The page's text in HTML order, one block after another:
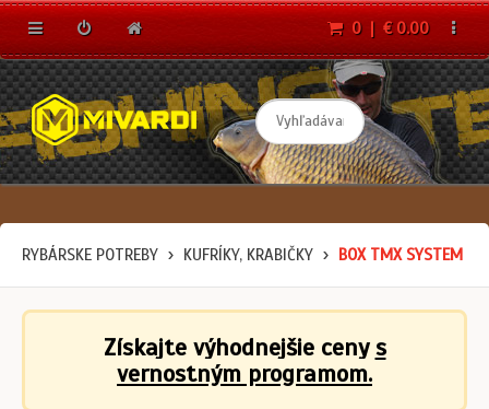
0 | € 0.00
RYBÁRSKE POTREBY KUFRÍKY, KRABIČKY BOX TMX SYSTEM
Získajte výhodnejšie cenys
vernostným programom.